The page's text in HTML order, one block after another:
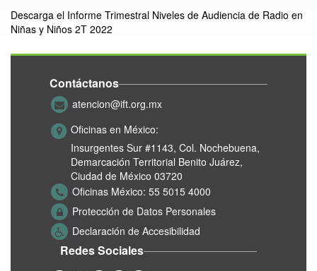
Descarga el Informe Trimestral Niveles de Audiencia de Radio en
Niñas y Niños 2T 2022
Contáctanos
atencion@ift.org.mx
Oficinas en México:
Insurgentes Sur #1143, Col. Nochebuena,
Demarcación Territorial Benito Juárez,
Ciudad de México 03720
Oficinas México: 55 5015 4000
Protección de Datos Personales
Declaración de Accesibilidad
Redes Sociales